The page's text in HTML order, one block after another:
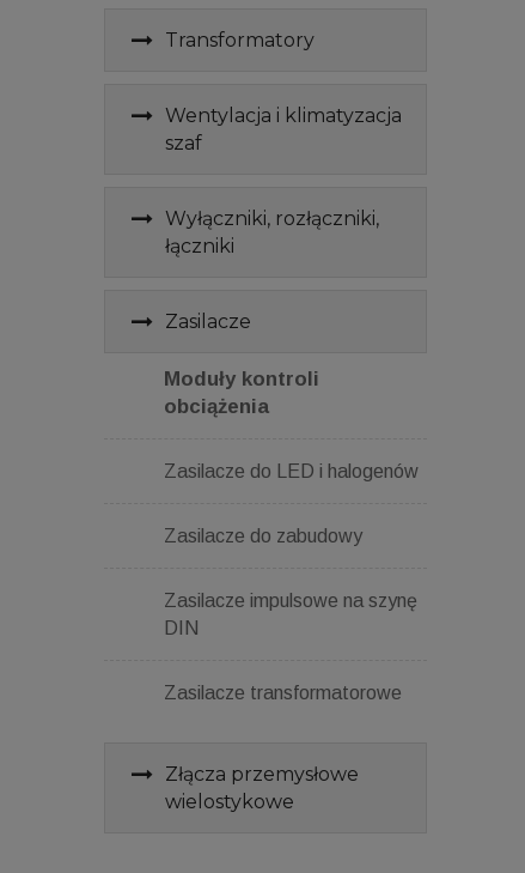
Transformatory
Wentylacja i klimatyzacja
szaf
Wyłączniki, rozłączniki,
łączniki
Zasilacze
Moduły kontroli
obciążenia
Zasilacze do LED i halogenów
Zasilacze do zabudowy
Zasilacze impulsowe na szynę
DIN
Zasilacze transformatorowe
Złącza przemysłowe
wielostykowe